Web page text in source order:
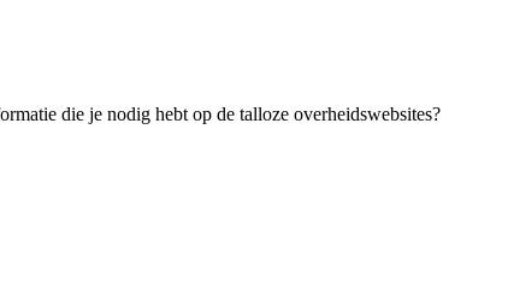
die je nodig hebt op de talloze overheidswebsites?